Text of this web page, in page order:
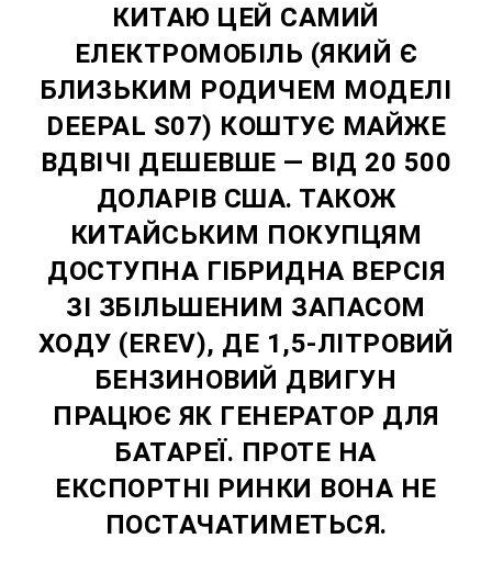
КИТАЮ ЦЕЙ САМИЙ
ЕЛЕКТРОМОБІЛЬ (ЯКИЙ Є
БЛИЗЬКИМ РОДИЧЕМ МОДЕЛІ
DEEPAL S07) КОШТУЄ МАЙЖЕ
ВДВІЧІ ДЕШЕВШЕ — ВІД 20 500
ДОЛАРІВ США. ТАКОЖ
КИТАЙСЬКИМ ПОКУПЦЯМ
ДОСТУПНА ГІБРИДНА ВЕРСІЯ
ЗІ ЗБІЛЬШЕНИМ ЗАПАСОМ
ХОДУ (EREV), ДЕ 1,5-ЛІТРОВИЙ
БЕНЗИНОВИЙ ДВИГУН
ПРАЦЮЄ ЯК ГЕНЕРАТОР ДЛЯ
БАТАРЕЇ. ПРОТЕ НА
ЕКСПОРТНІ РИНКИ ВОНА НЕ
ПОСТАЧАТИМЕТЬСЯ.